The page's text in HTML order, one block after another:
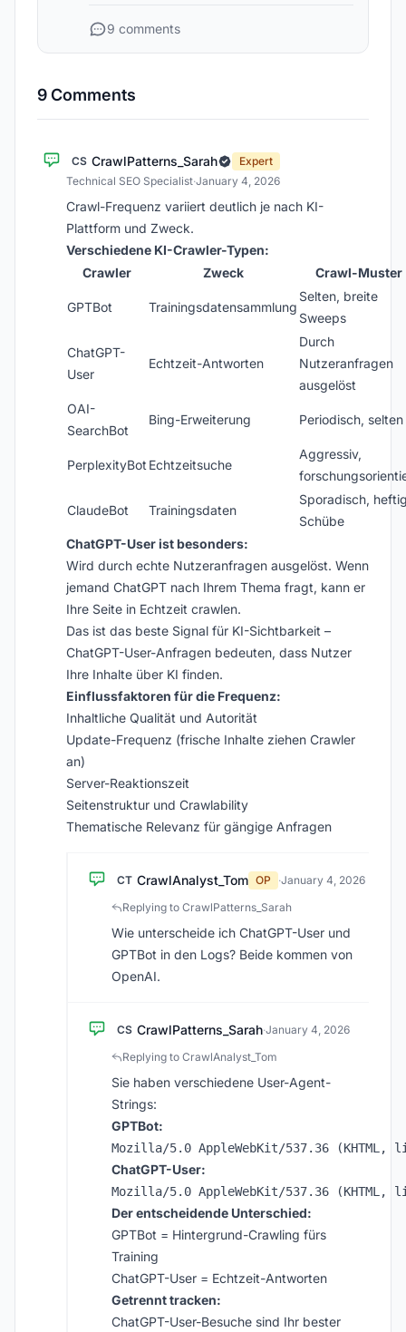
9 comments
9 Comments
CS CrawlPatterns_Sarah
Expert
Technical SEO Specialist·January 4, 2026
Crawl-Frequenz variiert deutlich je nach KI-
Plattform und Zweck.
Verschiedene KI-Crawler-Typen:
Crawler
Zweck Crawl-Muster
GPTBot Trainingsdatensammlung
Selten, breite
Sweeps
ChatGPT-
User
Echtzeit-Antworten
Durch
Nutzeranfragen
ausgelöst
OAI-
SearchBot
Bing-Erweiterung Periodisch, selten
PerplexityBot Echtzeitsuche
Aggressiv,
ClaudeBot Trainingsdaten
Sporadisch,
Schübe
ChatGPT-User ist besonders:
Wird durch echte Nutzeranfragen ausgelöst. Wenn
jemand ChatGPT nach Ihrem Thema fragt, kann er
Ihre Seite in Echtzeit crawlen.
Das ist das beste Signal für KI-Sichtbarkeit –
ChatGPT-User-Anfragen bedeuten, dass Nutzer
Ihre Inhalte über KI finden.
Einflussfaktoren für die Frequenz:
Inhaltliche Qualität und Autorität
Update-Frequenz (frische Inhalte ziehen Crawler
an)
Server-Reaktionszeit
Seitenstruktur und Crawlability
Thematische Relevanz für gängige Anfragen
CT CrawlAnalyst_Tom OP ·January 4, 2026
Replying to CrawlPatterns_Sarah
Wie unterscheide ich ChatGPT-User und
GPTBot in den Logs? Beide kommen von
OpenAI.
CS CrawlPatterns_Sarah·January 4, 2026
Replying to CrawlAnalyst_Tom
Sie haben verschiedene User-Agent-
Strings:
GPTBot:
ChatGPT-User:
Der entscheidende Unterschied:
GPTBot = Hintergrund-Crawling fürs
Training
ChatGPT-User = Echtzeit-Antworten
Getrennt tracken:
ChatGPT-User-Besuche sind Ihr bester